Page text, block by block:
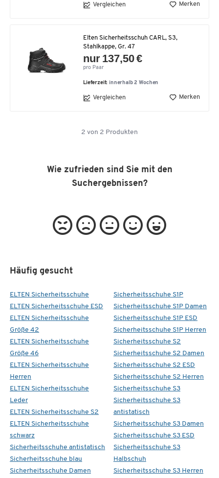
Vergleichen Merken
Elten Sicherheitsschuh CARL, S3,
Stahlkappe, Gr. 47
nur 137,50 €
pro Paar
Lieferzeit: innerhalb 2 Wochen
Vergleichen Merken
2 von 2 Produkten
Wie zufrieden sind Sie mit den
Suchergebnissen?
Häufig gesucht
ELTEN Sicherheitsschuhe
ELTEN Sicherheitsschuhe ESD
ELTEN Sicherheitsschuhe
Größe 42
ELTEN Sicherheitsschuhe
Größe 46
ELTEN Sicherheitsschuhe
Herren
ELTEN Sicherheitsschuhe
Leder
ELTEN Sicherheitsschuhe S2
ELTEN Sicherheitsschuhe
schwarz
Sicherheitsschuhe antistatisch
Sicherheitsschuhe blau
Sicherheitsschuhe Damen
Sicherheitsschuhe S1P
Sicherheitsschuhe S1P Damen
Sicherheitsschuhe S1P ESD
Sicherheitsschuhe S1P Herren
Sicherheitsschuhe S2
Sicherheitsschuhe S2 Damen
Sicherheitsschuhe S2 ESD
Sicherheitsschuhe S2 Herren
Sicherheitsschuhe S3
Sicherheitsschuhe S3
antistatisch
Sicherheitsschuhe S3 Damen
Sicherheitsschuhe S3 ESD
Sicherheitsschuhe S3
Halbschuh
Sicherheitsschuhe S3 Herren